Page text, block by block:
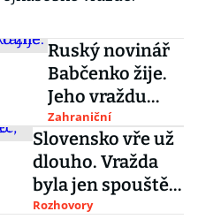
Ruský novinář
Babčenko žije.
Jeho vraždu
měly
zinscenovat
ukrajinské tajné
služby
Zahraniční
Slovensko vře už
dlouho. Vražda
byla jen spouštěč,
říká Iveta
Rozhovory